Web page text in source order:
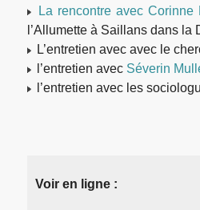
La rencontre avec
l’Allumette à Saillans dans la
L’entretien avec avec le
l’entretien avec Séverin
l’entretien avec les
Voir en ligne :